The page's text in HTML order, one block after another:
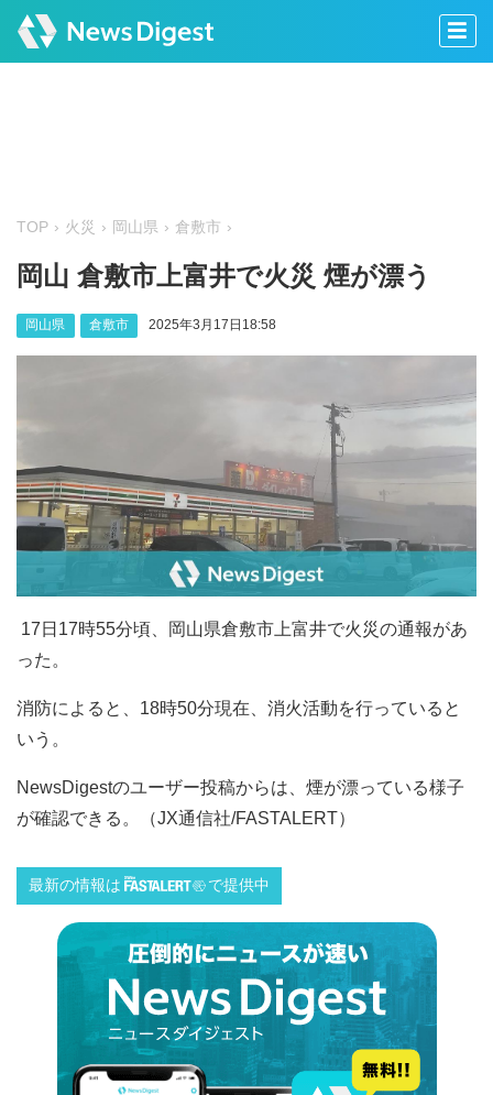
TOP 火災 岡山県 倉敷市
岡山 倉敷市上富井で火災 煙が漂う
岡山県 倉敷市 2025年3月17日18:58
17日17時55分頃、岡山県倉敷市上富井で火災の通報があ
った。
消防によると、18時50分現在、消火活動を行っていると
いう。
NewsDigestのユーザー投稿からは、煙が漂っている様子
が確認できる。（JX通信社/FASTALERT）
最新の情報は で提供中